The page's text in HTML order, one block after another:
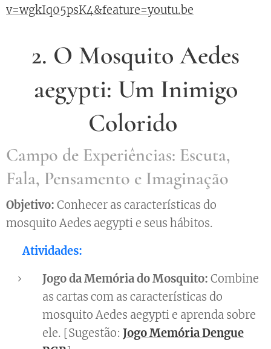
v=wgkIq05psK4&feature=youtu.be
2. O Mosquito Aedes
aegypti: Um Inimigo
Colorido
Campo de Experiências: Escuta,
Fala, Pensamento e Imaginação
Objetivo: Conhecer as características do
mosquito Aedes aegypti e seus hábitos.
👉 Atividades:
Jogo da Memória do Mosquito: Combine
as cartas com as características do
mosquito Aedes aegypti e aprenda sobre
ele. [Sugestão: Jogo Memória Dengue